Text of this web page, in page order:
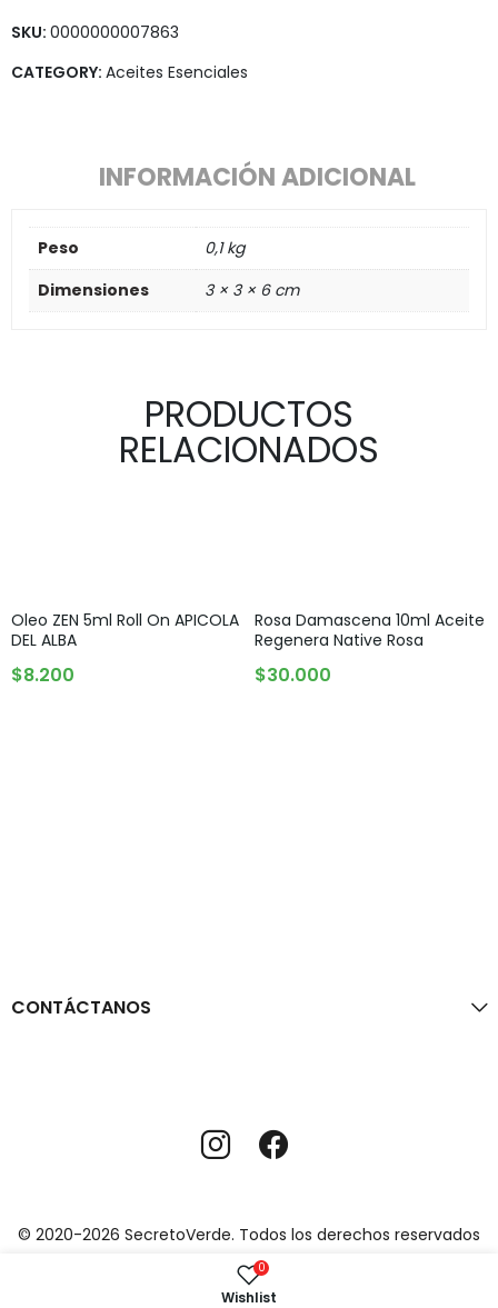
0
Wishlist
SKU: 0000000007863
CATEGORY: Aceites Esenciales
INFORMACIÓN ADICIONAL
Peso
0,1 kg
Dimensiones
3 × 3 × 6 cm
PRODUCTOS
RELACIONADOS
Oleo ZEN 5ml Roll On APICOLA
DEL ALBA
$8.200
Rosa Damascena 10ml Aceite
Regenera Native Rosa
$30.000
CONTÁCTANOS
© 2020-2026 SecretoVerde. Todos los derechos reservados